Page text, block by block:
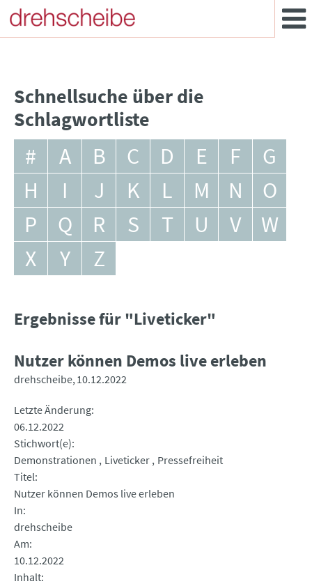
Schnellsuche über die
Schlagwortliste
# A B C D E F
G
H
I J K L M N
O
P
Q R S T U V
W
X
Y Z
Ergebnisse für "Liveticker"
Nutzer können Demos live erleben
drehscheibe 10.12.2022
Letzte Änderung
06.12.2022
Stichwort(e)
Demonstrationen
Liveticker Pressefreiheit
Titel
Nutzer können Demos live erleben
In
drehscheibe
Am
10.12.2022
Inhalt